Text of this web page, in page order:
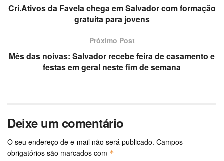
Cri.Ativos da Favela chega em Salvador com formação
gratuita para jovens
Próximo Post
Mês das noivas: Salvador recebe feira de casamento e
festas em geral neste fim de semana
Deixe um comentário
O seu endereço de e-mail não será publicado. Campos
obrigatórios são marcados com *